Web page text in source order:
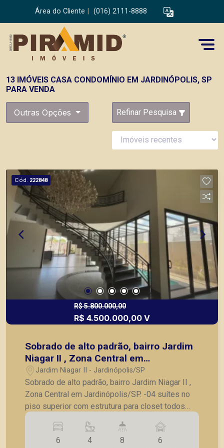
Área do Cliente (016) 2111-8888
13 IMÓVEIS CASA CONDOMÍNIO EM JARDINÓPOLIS, SP
PARA VENDA
Outras Opções Refinar Pesquisa
Cód. 222848
R$ 5.800.000,00
R$ 4.500.000,00 V
Sobrado de alto padrão, bairro Jardim
Niagar II , Zona Central em
Jardinópolis/SP.
Jardim Niagar II - Jardinópolis/SP
Sobrado de alto padrão, bairro Jardim Niagar II ,
Zona Central em Jardinópolis/SP. -04 suítes no
piso superior com estrutura para closet todos
com varanda; - Hall com oratório e estante no
piso superior; - Escadaria em conceito aberto,
com corrimão todo trabalhado em ferro fundido; -
6 4 8 6